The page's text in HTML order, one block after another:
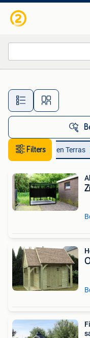
FiltersTuin en Terras